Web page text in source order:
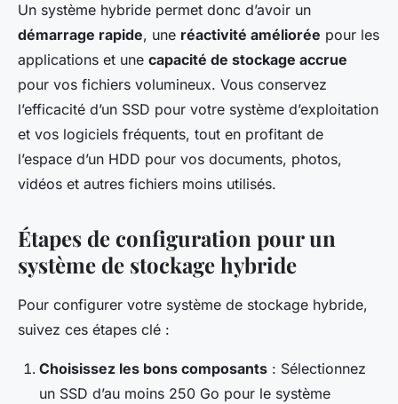
Un système hybride permet donc d’avoir un
démarrage rapide, une réactivité améliorée pour les
applications et une capacité de stockage accrue
pour vos fichiers volumineux. Vous conservez
l’efficacité d’un SSD pour votre système d’exploitation
et vos logiciels fréquents, tout en profitant de
l’espace d’un HDD pour vos documents, photos,
vidéos et autres fichiers moins utilisés.
Étapes de configuration pour un
système de stockage hybride
Pour configurer votre système de stockage hybride,
suivez ces étapes clé :
Choisissez les bons composants : Sélectionnez
un SSD d’au moins 250 Go pour le système